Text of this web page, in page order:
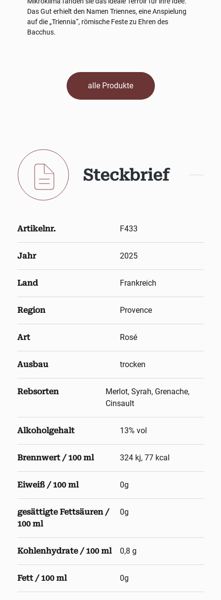
Das Gut erhielt den Namen Triennes, eine Anspielung
auf die „Triennia“, römische Feste zu Ehren des
Bacchus.
alle Produkte
Steckbrief
Artikelnr. F433
Jahr 2025
Land Frankreich
Region Provence
Art Rosé
Ausbau trocken
Rebsorten
Merlot, Syrah, Grenache,
Cinsault
Alkoholgehalt 13% vol
Brennwert / 100 ml 324 kj, 77 kcal
Eiweiß / 100 ml 0g
gesättigte Fettsäuren /
100 ml
0g
Kohlenhydrate / 100 ml 0,8 g
Fett / 100 ml 0g